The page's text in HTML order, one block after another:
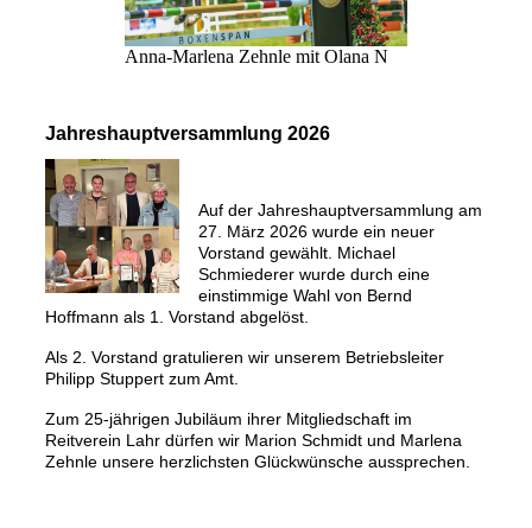
Anna-Marlena Zehnle mit Olana N
Jahreshauptversammlung 2026
Auf der Jahreshauptversammlung am
27. März 2026 wurde ein neuer
Vorstand gewählt. Michael
Schmiederer wurde durch eine
einstimmige Wahl von Bernd
Hoffmann als 1. Vorstand abgelöst.
Als 2. Vorstand gratulieren wir unserem Betriebsleiter
Philipp Stuppert zum Amt.
Zum 25-jährigen Jubiläum ihrer Mitgliedschaft im
Reitverein Lahr dürfen wir Marion Schmidt und Marlena
Zehnle unsere herzlichsten Glückwünsche aussprechen.